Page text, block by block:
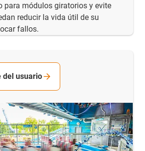
para módulos giratorios y evite
reducir la vida útil de su
fallos.
del usuario